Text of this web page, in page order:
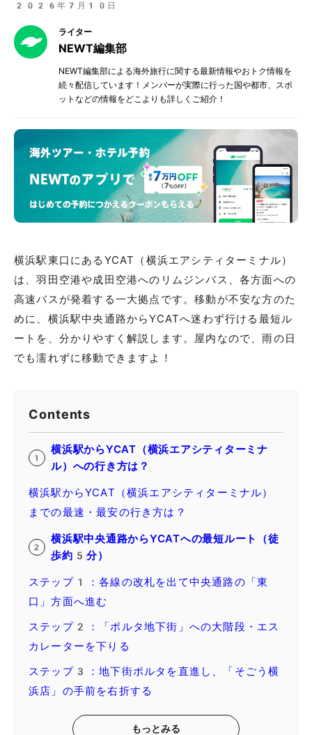
2026年7月10日
ライター
NEWT編集部
NEWT編集部による海外旅行に関する最新情報やおトク情報を
続々配信しています！メンバーが実際に行った国や都市、スポ
ットなどの情報をどこよりも詳しくご紹介！
横浜駅東口にあるYCAT（横浜エアシティターミナル）
は、羽田空港や成田空港へのリムジンバス、各方面への
高速バスが発着する一大拠点です。移動が不安な方のた
めに、横浜駅中央通路からYCATへ迷わず行ける最短ル
ートを、分かりやすく解説します。屋内なので、雨の日
でも濡れずに移動できますよ！
Contents
横浜駅からYCAT（横浜エアシティターミナ
ル）への行き方は？
横浜駅からYCAT（横浜エアシティターミナル）
までの最速・最安の行き方は？
横浜駅中央通路からYCATへの最短ルート（徒
歩約5分）
ステップ1：各線の改札を出て中央通路の「東
口」方面へ進む
ステップ2：「ポルタ地下街」への大階段・エス
カレーターを下りる
ステップ3：地下街ポルタを直進し、「そごう横
浜店」の手前を右折する
もっとみる